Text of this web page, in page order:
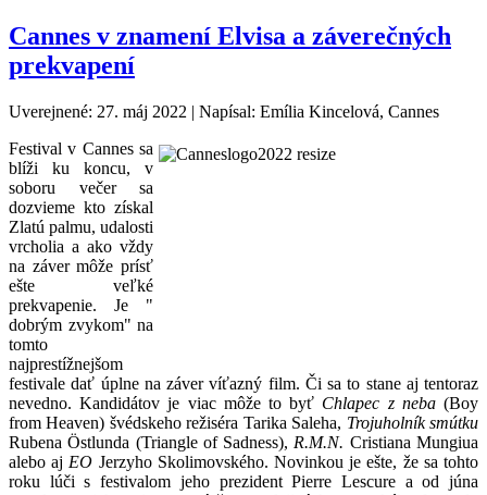
Cannes v znamení Elvisa a záverečných
prekvapení
Uverejnené: 27. máj 2022 | Napísal: Emília Kincelová, Cannes
Festival v Cannes sa
blíži ku koncu, v
soboru večer sa
dozvieme kto získal
Zlatú palmu, udalosti
vrcholia a ako vždy
na záver môže prísť
ešte veľké
prekvapenie. Je "
dobrým zvykom" na
tomto
najprestížnejšom
festivale dať úplne na záver víťazný film. Či sa to stane aj tentoraz
nevedno. Kandidátov je viac môže to byť Chlapec z neba(Boy
from Heaven) švédskeho režiséra Tarika Saleha, Trojuholník smútku
Rubena Östlunda (Triangle of Sadness), R.M.N. Cristiana Mungiua
alebo aj EO Jerzyho Skolimovského. Novinkou je ešte, že sa tohto
roku lúči s festivalom jeho prezident Pierre Lescure a od júna